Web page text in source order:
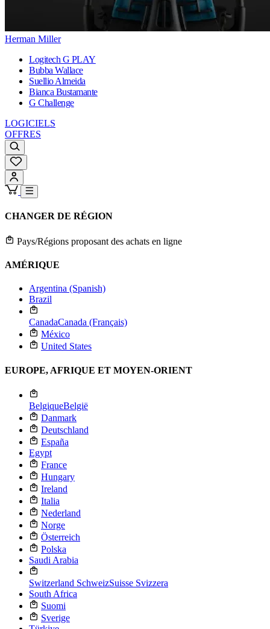
Herman Miller
Logitech G PLAY
Bubba Wallace
Suellio Almeida
Bianca Bustamante
G Challenge
LOGICIELS
OFFRES
CHANGER DE RÉGION
Pays/Régions proposant des achats en ligne
AMÉRIQUE
Argentina (Spanish)
Brazil
CanadaCanada (Français)
México
United States
EUROPE, AFRIQUE ET MOYEN-ORIENT
BelgiqueBelgië
Danmark
Deutschland
España
Egypt
France
Hungary
Ireland
Italia
Nederland
Norge
Österreich
Polska
Saudi Arabia
Switzerland SchweizSuisse Svizzera
South Africa
Suomi
Sverige